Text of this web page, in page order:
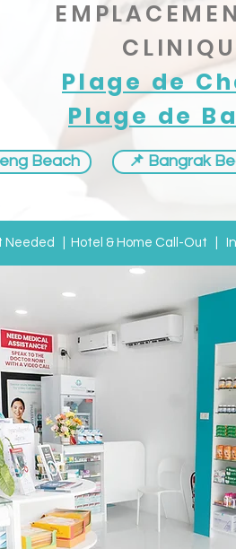
Plage de
Plage de
Beach 📌 Bangrak
Needed | Hotel & Home Call-Out